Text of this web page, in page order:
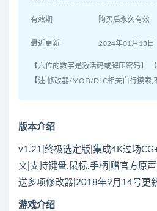
有效期 购买后永久有效
最近更新 2024年01月13日
【六位的数字是激活码或解压密码】
【注:修改器/MOD/DLC相关自行摸索,
版本介绍
v1.21|终极选定版|集成4K过场
文|支持键盘.鼠标.手柄|赠官方原
送多项修改器|2018年9月14号更
游戏介绍